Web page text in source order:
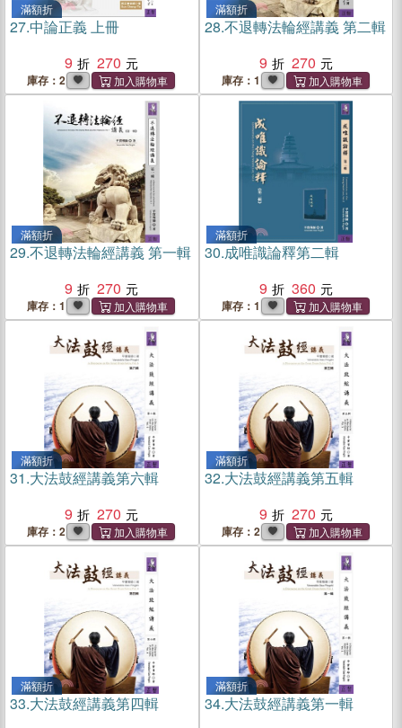
滿額折
27.中論正義 上冊
9
270
庫存：2
滿額折
28.不退轉法輪經講義 第二輯
9
270
庫存：1
滿額折
29.不退轉法輪經講義 第一輯
9
270
庫存：1
滿額折
30.成唯識論釋第二輯
9
360
庫存：1
滿額折
31.大法鼓經講義第六輯
9
270
庫存：2
滿額折
32.大法鼓經講義第五輯
9
270
庫存：2
滿額折
33.大法鼓經講義第四輯
滿額折
34.大法鼓經講義第一輯